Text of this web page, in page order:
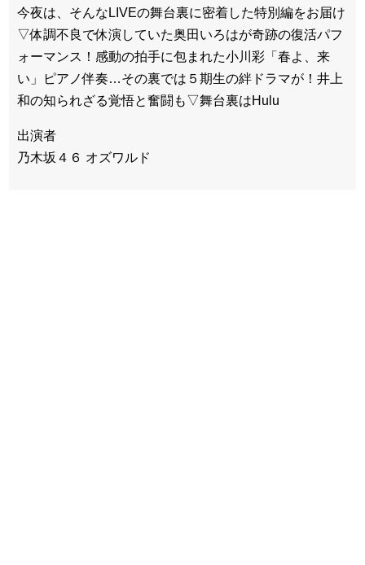
今夜は、そんなLIVEの舞台裏に密着した特別編をお届け
▽体調不良で休演していた奥田いろはが奇跡の復活パフ
ォーマンス！感動の拍手に包まれた小川彩「春よ、来
い」ピアノ伴奏…その裏では５期生の絆ドラマが！井上
和の知られざる覚悟と奮闘も▽舞台裏はHulu
出演者
乃木坂４６ オズワルド